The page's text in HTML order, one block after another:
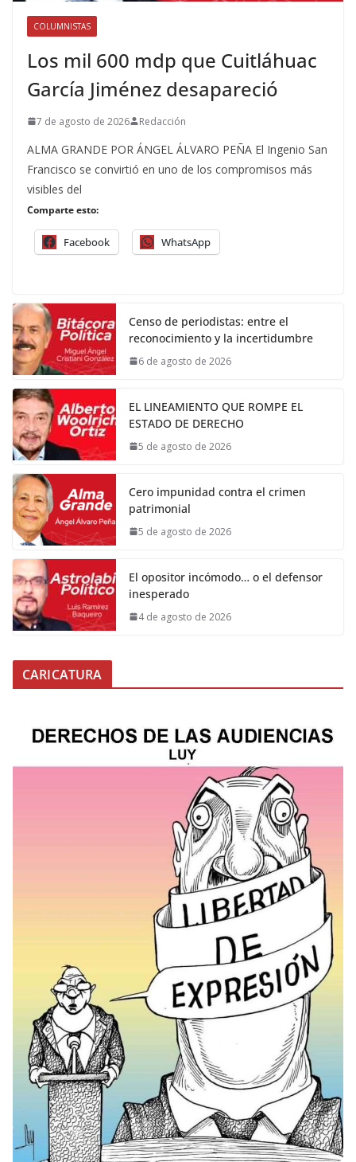
COLUMNISTAS
Los mil 600 mdp que Cuitláhuac
García Jiménez desapareció
7 de agosto de 2026 Redacción
ALMA GRANDE POR ÁNGEL ÁLVARO PEÑA El Ingenio San
Francisco se convirtió en uno de los compromisos más
visibles del
Comparte esto:
Facebook WhatsApp
Censo de periodistas: entre el
reconocimiento y la incertidumbre
6 de agosto de 2026
EL LINEAMIENTO QUE ROMPE EL
ESTADO DE DERECHO
5 de agosto de 2026
Cero impunidad contra el crimen
patrimonial
5 de agosto de 2026
El opositor incómodo… o el defensor
inesperado
4 de agosto de 2026
CARICATURA